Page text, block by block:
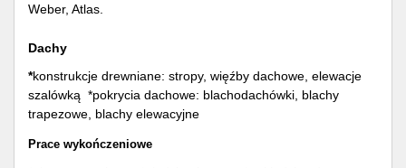
Weber, Atlas.
Dachy
*konstrukcje drewniane: stropy, więźby dachowe, elewacje
szalówką *pokrycia dachowe: blachodachówki, blachy
trapezowe, blachy elewacyjne
Prace wykończeniowe